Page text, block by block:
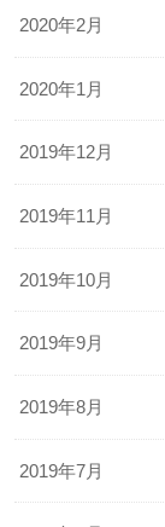
2020年2月
2020年1月
2019年12月
2019年11月
2019年10月
2019年9月
2019年8月
2019年7月